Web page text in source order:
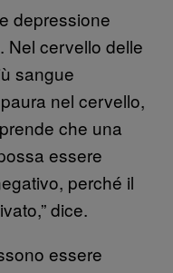
depressione
Nel cervello delle
sangue
nel cervello,
che una
essere
perché il
dice.
essere